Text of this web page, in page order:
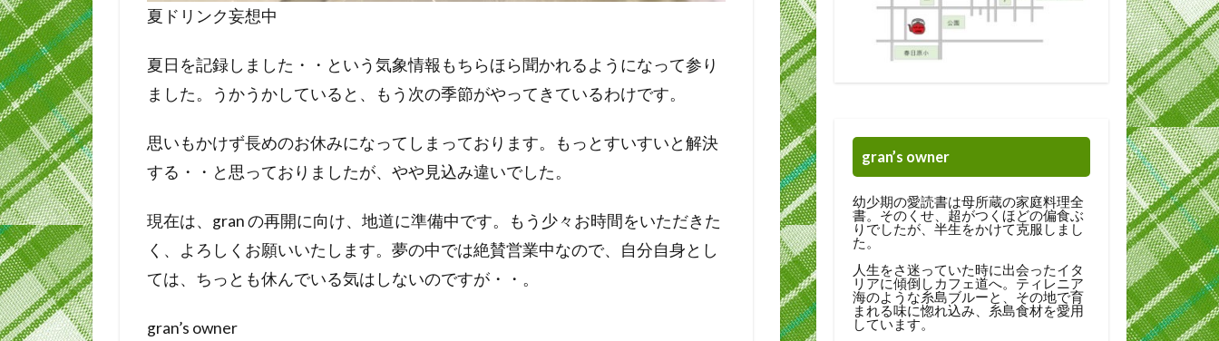
夏ドリンク妄想中
夏日を記録しました・・という気象情報もちらほら聞かれるようになって参り
ました。うかうかしていると、もう次の季節がやってきているわけです。
思いもかけず長めのお休みになってしまっております。もっとすいすいと解決
する・・と思っておりましたが、やや見込み違いでした。
現在は、gran の再開に向け、地道に準備中です。もう少々お時間をいただきた
く、よろしくお願いいたします。夢の中では絶賛営業中なので、自分自身とし
ては、ちっとも休んでいる気はしないのですが・・。
gran’s owner
gran’s owner
幼少期の愛読書は母所蔵の家庭料理全
書。そのくせ、超がつくほどの偏食ぶ
りでしたが、半生をかけて克服しまし
た。
人生をさ迷っていた時に出会ったイタ
リアに傾倒しカフェ道へ。ティレニア
海のような糸島ブルーと、その地で育
まれる味に惚れ込み、糸島食材を愛用
しています。